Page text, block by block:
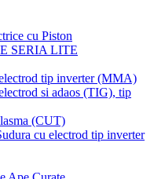
cu Piston
SERIA LITE
tip inverter (MMA)
si adaos (TIG), tip
(CUT)
cu electrod tip inverter